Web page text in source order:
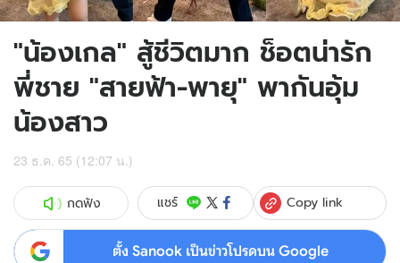
"น้องเกล" สู้ชีวิตมาก ช็อตน่ารัก
พี่ชาย "สายฟ้า-พายุ" พากันอุ้ม
น้องสาว
23 ธ.ค. 65 (12:07 น.)
กดฟัง แชร์ Copy link
ตั้ง Sanook เป็นข่าวโปรดบน Google